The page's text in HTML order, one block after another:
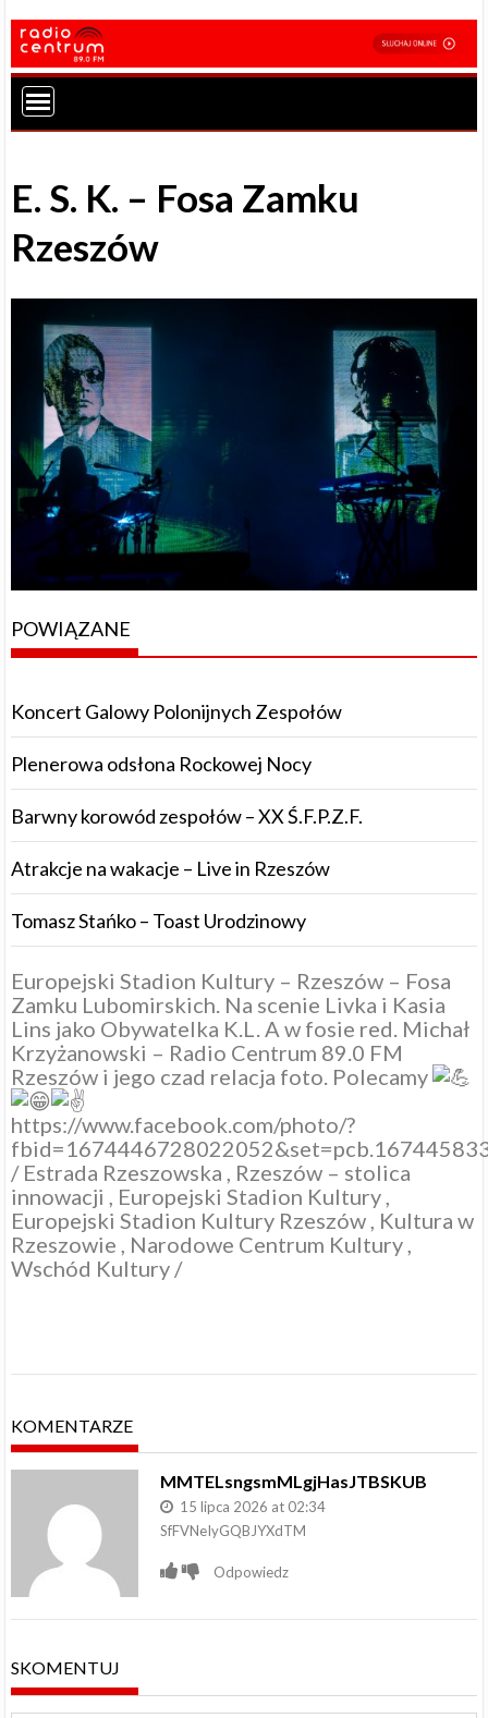
E. S. K. – Fosa Zamku
Rzeszów
POWIĄZANE
Koncert Galowy Polonijnych Zespołów
Plenerowa odsłona Rockowej Nocy
Barwny korowód zespołów – XX Ś.F.P.Z.F.
Atrakcje na wakacje – Live in Rzeszów
Tomasz Stańko – Toast Urodzinowy
Europejski Stadion Kultury – Rzeszów – Fosa
Zamku Lubomirskich. Na scenie Livka i Kasia
Lins jako Obywatelka K.L. A w fosie red. Michał
Krzyżanowski – Radio Centrum 89.0 FM
Rzeszów i jego czad relacja foto. Polecamy
https://www.facebook.com/photo/?
/ Estrada Rzeszowska , Rzeszów – stolica
innowacji , Europejski Stadion Kultury,
Europejski Stadion Kultury Rzeszów, Kultura w
Rzeszowie , Narodowe Centrum Kultury,
Wschód Kultury /
KOMENTARZE
MMTELsngsmMLgjHasJTBSKUB
15 lipca 2026 at 02:34
SfFVNeIyGQBJYXdTM
Odpowiedz
SKOMENTUJ